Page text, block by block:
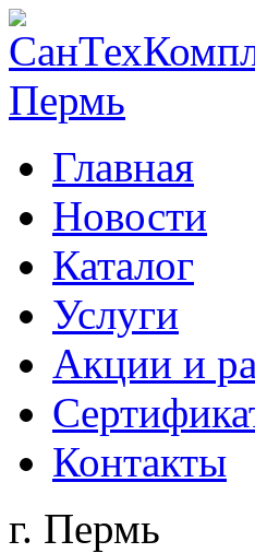
Главная
Новости
Каталог
Услуги
Акции и
Контакты
г. Пермь